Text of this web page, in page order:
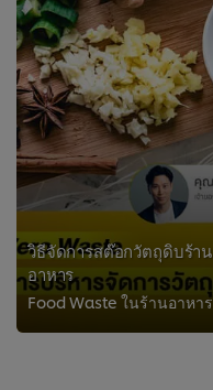
วิธีจัดการสต๊อกวัตถุดิบร้าน
อาหาร